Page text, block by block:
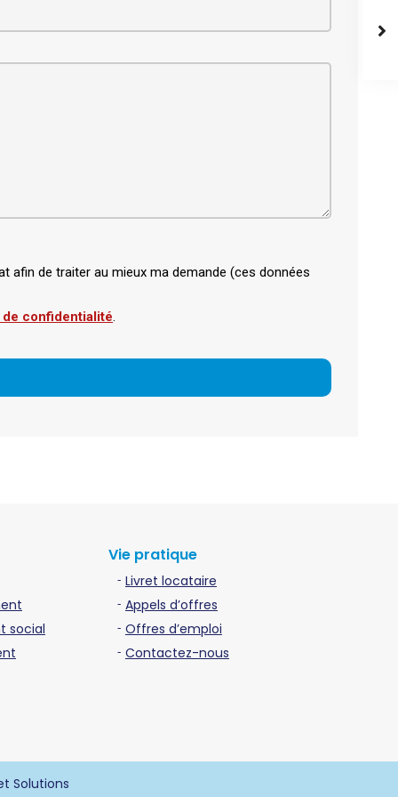
afin de traiter au mieux ma demande (ces données
confidentialité.
social
Vie pratique
Livret locataire
Appels d’offres
Offres d’emploi
Contactez-nous
Solutions